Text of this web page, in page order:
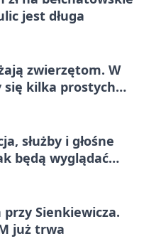
jest długa
zwierzętom. W
się kilka prostych
służby i głośne
będą wyglądać
Sienkiewicza.
już trwa